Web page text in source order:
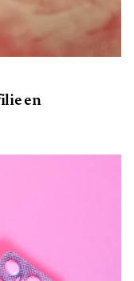
en